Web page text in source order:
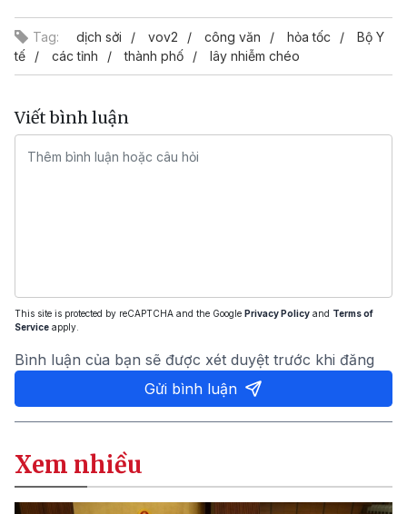
Tag: dịch sởi vov2 công văn hỏa tốc
Bộ Y
tế
các tỉnh thành phố lây nhiễm chéo
Viết bình luận
This site is protected by reCAPTCHA and the Google Privacy Policy and Terms of
Service apply.
Bình luận của bạn sẽ được xét duyệt trước khi đăng
Gửi bình luận
Xem nhiều